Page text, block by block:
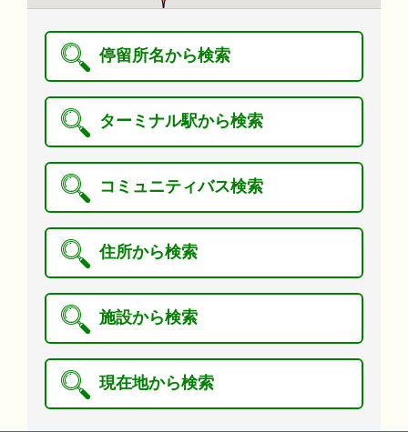
停留所名から検索
ターミナル駅から検索
コミュニティバス検索
住所から検索
施設から検索
現在地から検索